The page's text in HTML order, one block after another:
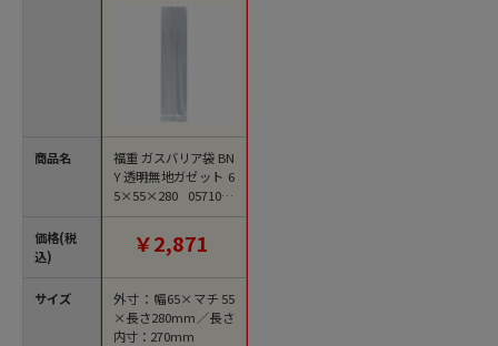
商品名
価格(税
込)
サイズ
福重 ガスバリア袋 BN
Y 透明無地ガゼット 6
5×55×280 0571033
100枚/袋（ご注文単
￥2,871
外寸：幅65×マチ55
×長さ280mm／長さ
内寸：270mm